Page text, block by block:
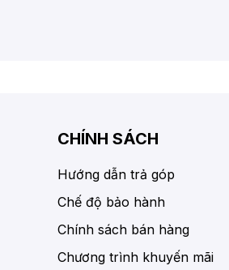
CHÍNH SÁCH
Hướng dẫn trả góp
Chế độ bảo hành
Chính sách bán hàng
Chương trình khuyến mãi